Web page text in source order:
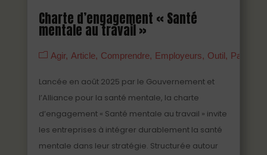
Charte d’engagement « Santé
mentale au travail »
Agir Article Comprendre Employeurs Outil
Lancée en août 2025 par le Gouvernement et
l’Alliance pour la santé mentale, la charte
d’engagement « Santé mentale au travail » invite
les entreprises à intégrer durablement la santé
mentale dans leur stratégie. Structurée autour